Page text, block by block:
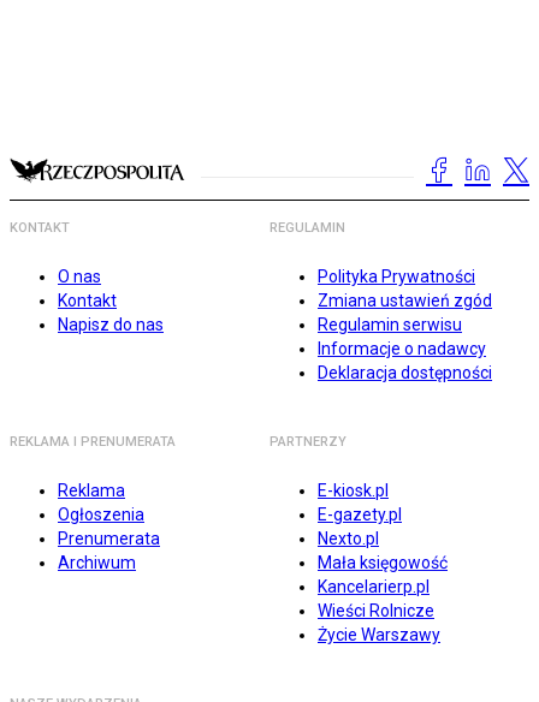
KONTAKT
O nas
Kontakt
Napisz do nas
REGULAMIN
Polityka Prywatności
Zmiana ustawień zgód
Regulamin serwisu
Informacje o nadawcy
Deklaracja dostępności
REKLAMA I PRENUMERATA
Reklama
Ogłoszenia
Prenumerata
Archiwum
PARTNERZY
E-kiosk.pl
E-gazety.pl
Nexto.pl
Mała księgowość
Kancelarierp.pl
Wieści Rolnicze
Życie Warszawy